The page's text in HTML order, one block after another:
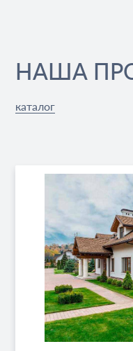
НАША
каталог